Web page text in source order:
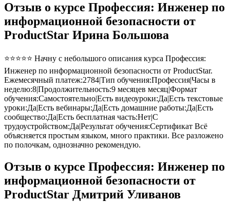
Отзыв о курсе Профессия: Инженер по
информационной безопасности от
ProductStar Ирина Большова
⭐⭐⭐⭐⭐ Начну с небольшого описания курса Профессия:
Инженер по информационной безопасности от ProductStar.
Ежемесячный платеж:2784|Тип обучения:Профессия|Часы в
неделю:8|Продолжительность:9 месяцев месяц|Формат
обучения:Самостоятельно|Есть видеоуроки:Да|Есть текстовые
уроки:Да|Есть вебинары:Да|Есть домашние работы:Да|Есть
сообщество:Да|Есть бесплатная часть:Нет|С
трудоустройством:Да|Результат обучения:Сертификат Всё
объясняется простым языком, много практики. Все разложено
по полочкам, однозначно рекомендую.
Отзыв о курсе Профессия: Инженер по
информационной безопасности от
ProductStar Дмитрий Уливанов